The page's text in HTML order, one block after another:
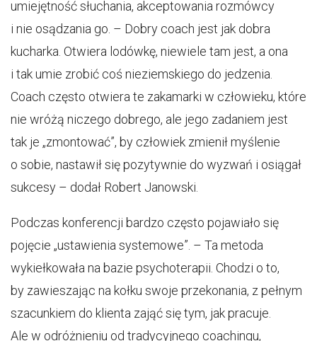
umiejętność słuchania, akceptowania rozmówcy
i nie osądzania go. – Dobry coach jest jak dobra
kucharka. Otwiera lodówkę, niewiele tam jest, a ona
i tak umie zrobić coś nieziemskiego do jedzenia.
Coach często otwiera te zakamarki w człowieku, które
nie wróżą niczego dobrego, ale jego zadaniem jest
tak je „zmontować”, by człowiek zmienił myślenie
o sobie, nastawił się pozytywnie do wyzwań i osiągał
sukcesy – dodał Robert Janowski.
Podczas konferencji bardzo często pojawiało się
pojęcie „ustawienia systemowe”. – Ta metoda
wykiełkowała na bazie psychoterapii. Chodzi o to,
by zawieszając na kołku swoje przekonania, z pełnym
szacunkiem do klienta zająć się tym, jak pracuje.
Ale w odróżnieniu od tradycyjnego coachingu,